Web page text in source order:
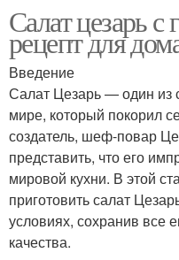
Салат цезарь
рецепт для
Введение
Салат Цезарь — один из
мире, который покорил
создатель, шеф-повар
представить, что его
мировой кухни. В этой
приготовить салат
условиях, сохранив все
качества.